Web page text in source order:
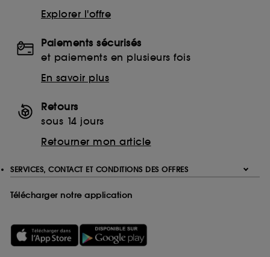
Explorer l'offre
Paiements sécurisés
et paiements en plusieurs fois
En savoir plus
Retours
sous 14 jours
Retourner mon article
SERVICES, CONTACT ET CONDITIONS DES OFFRES
Télécharger notre application